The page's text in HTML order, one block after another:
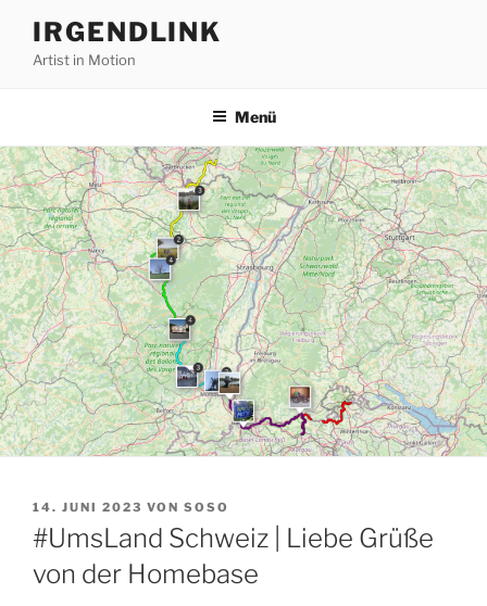
Inhalt
springen
IRGENDLINK
Artist in Motion
Menü
VERÖFFENTLICHT
AM
14. JUNI 2023 VON SOSO
#UmsLand Schweiz | Liebe Grüße
von der Homebase